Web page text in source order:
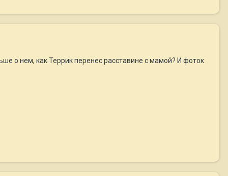
о нем, как Террик перенес расставине с мамой? И фоток